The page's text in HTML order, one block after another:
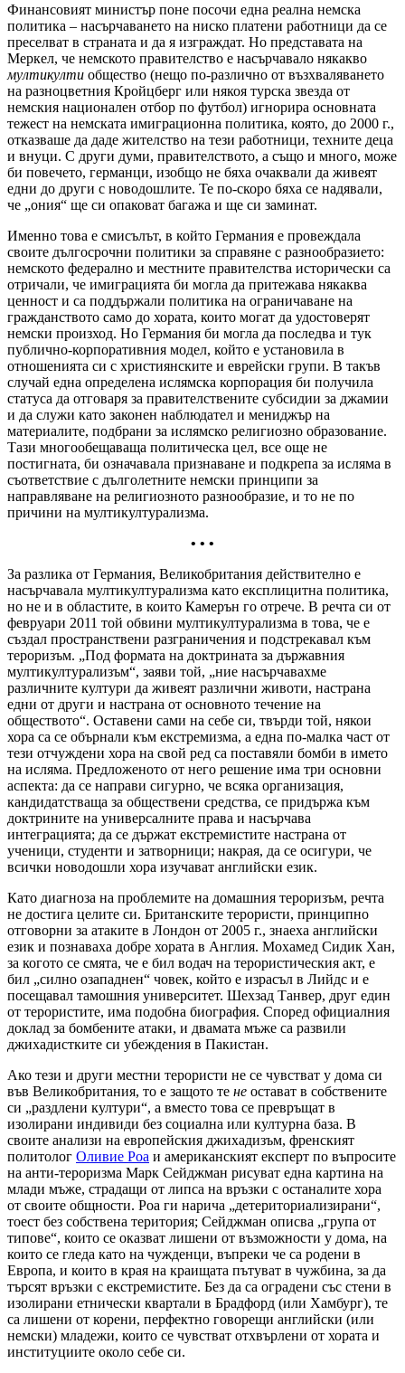
Финансовият министър поне посочи една реална немска
политика – насърчаването на ниско платени работници да се
преселват в страната и да я изграждат. Но представата на
Меркел, че немското правителство е насърчавало някакво
мултикулти общество (нещо по-различно от възхваляването
на разноцветния Кройцберг или някоя турска звезда от
немския национален отбор по футбол) игнорира основната
тежест на немската имиграционна политика, която, до 2000 г.,
отказваше да даде жителство на тези работници, техните деца
и внуци. С други думи, правителството, а също и много, може
би повечето, германци, изобщо не бяха очаквали да живеят
едни до други с новодошлите. Те по-скоро бяха се надявали,
че „ония“ ще си опаковат багажа и ще си заминат.
Именно това е смисълът, в който Германия е провеждала
своите дългосрочни политики за справяне с разнообразието:
немското федерално и местните правителства исторически са
отричали, че имиграцията би могла да притежава някаква
ценност и са поддържали политика на ограничаване на
гражданството само до хората, които могат да удостоверят
немски произход. Но Германия би могла да последва и тук
публично-корпоративния модел, който е установила в
отношенията си с християнските и еврейски групи. В такъв
случай една определена ислямска корпорация би получила
статуса да отговаря за правителствените субсидии за джамии
и да служи като законен наблюдател и мениджър на
материалите, подбрани за ислямско религиозно образование.
Тази многообещаваща политическа цел, все още не
постигната, би означавала признаване и подкрепа за исляма в
съответствие с дълголетните немски принципи за
направляване на религиозното разнообразие, и то не по
причини на мултикултурализма.
• • •
За разлика от Германия, Великобритания действително е
насърчавала мултикултурализма като експлицитна политика,
но не и в областите, в които Камерън го отрече. В речта си от
февруари 2011 той обвини мултикултурализма в това, че е
създал пространствени разграничения и подстрекавал към
тероризъм. „Под формата на доктрината за държавния
мултикултурализъм“, заяви той, „ние насърчавахме
различните култури да живеят различни животи, настрана
едни от други и настрана от основното течение на
обществото“. Оставени сами на себе си, твърди той, някои
хора са се обърнали към екстремизма, а една по-малка част от
тези отчуждени хора на свой ред са поставяли бомби в името
на исляма. Предложеното от него решение има три основни
аспекта: да се направи сигурно, че всяка организация,
кандидатстваща за обществени средства, се придържа към
доктрините на универсалните права и насърчава
интеграцията; да се държат екстремистите настрана от
ученици, студенти и затворници; накрая, да се осигури, че
всички новодошли хора изучават английски език.
Като диагноза на проблемите на домашния тероризъм, речта
не достига целите си. Британските терористи, принципно
отговорни за атаките в Лондон от 2005 г., знаеха английски
език и познаваха добре хората в Англия. Мохамед Сидик Хан,
за когото се смята, че е бил водач на терористическия акт, е
бил „силно озападнен“ човек, който е израсъл в Лийдс и е
посещавал тамошния университет. Шехзад Танвер, друг един
от терористите, има подобна биография. Според официалния
доклад за бомбените атаки, и двамата мъже са развили
джихадистките си убеждения в Пакистан.
Ако тези и други местни терористи не се чувстват у дома си
във Великобритания, то е защото те не остават в собствените
си „раздлени култури“, а вместо това се превръщат в
изолирани индивиди без социална или културна база. В
своите анализи на европейския джихадизъм, френският
политолог Оливие Роа и американският експерт по въпросите
на анти-тероризма Марк Сейджман рисуват една картина на
млади мъже, страдащи от липса на връзки с останалите хора
от своите общности. Роа ги нарича „детериториализирани“,
тоест без собствена територия; Сейджман описва „група от
типове“, които се оказват лишени от възможности у дома, на
които се гледа като на чужденци, въпреки че са родени в
Европа, и които в края на краищата пътуват в чужбина, за да
търсят връзки с екстремистите. Без да са оградени със стени в
изолирани етнически квартали в Брадфорд (или Хамбург), те
са лишени от корени, перфектно говорещи английски (или
немски) младежи, които се чувстват отхвърлени от хората и
институциите около себе си.